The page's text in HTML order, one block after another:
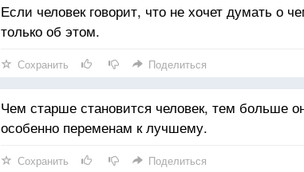
Если человек говорит, что не хочет думать о
только об этом.
Сохранить Поделиться
Чем старше становится человек, тем больше
особенно переменам к лучшему.
Сохранить Поделиться